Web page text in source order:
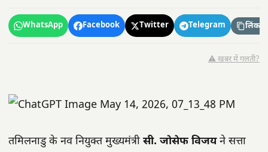
WhatsApp Facebook Twitter Telegram लिंक
⚠️ खबर में गलती?
तमिलनाडु के नव नियुक्त मुख्यमंत्री सी. जोसेफ विजयने सत्ता